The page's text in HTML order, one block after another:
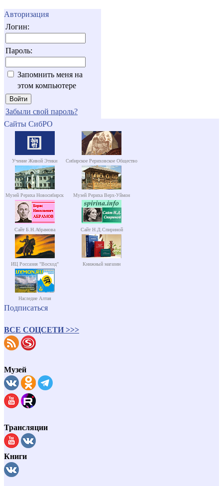
Авторизация
Логин:
Пароль:
Запомнить меня на
этом компьютере
Забыли свой пароль?
Сайты СибРО
Учение Живой Этики Сибирское Рериховское Общество
Музей Рериха Новосибирск Музей Рериха Верх-Уймон
Сайт Б.Н.Абрамова Сайт Н.Д.Спириной
ИЦ Россазия "Восход" Книжный магазин
Наследие Алтая
Подписаться
ВСЕ СОЦСЕТИ >>>
Музей
Трансляции
Книги